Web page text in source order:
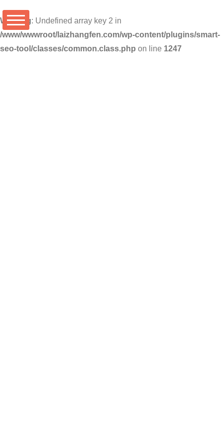
Warning: Undefined array key 2 in
/www/wwwroot/laizhangfen.com/wp-content/plugins/smart-
seo-tool/classes/common.class.php on line 1247